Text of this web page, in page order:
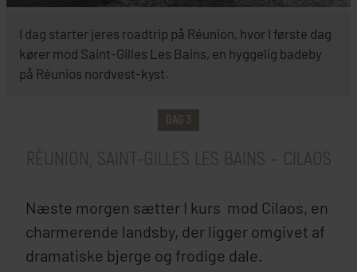
Réunion
Ness By D-ocean
SE HOTEL
I dag starter jeres roadtrip på Réunion, hvor I første dag
kører mod Saint-Gilles Les Bains, en hyggelig badeby
på Réunios nordvest-kyst.
DAG 3
RÉUNION, SAINT-GILLES LES BAINS – CILAOS
Næste morgen sætter I kurs mod Cilaos, en
charmerende landsby, der ligger omgivet af
dramatiske bjerge og frodige dale.